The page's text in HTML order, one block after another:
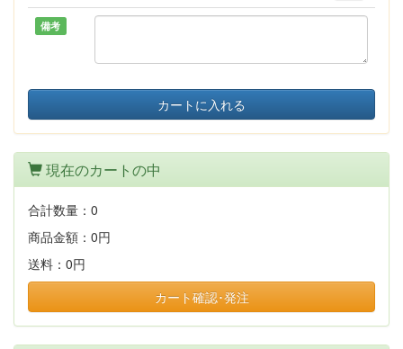
備考
カートに入れる
現在のカートの中
合計数量： 0
商品金額： 0円
送料： 0円
カート確認･発注